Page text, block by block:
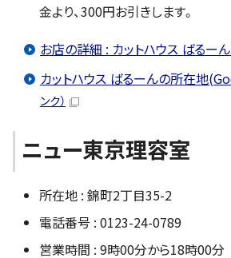
金より、300円お引きします。
お店の詳細 : カットハウス ばるーん
カットハウス ばるーんの所在地
ンク）
ニュー東京理容室
所在地 : 錦町2丁目35-2
電話番号 : 0123-24-0789
営業時間 : 9時00分から18時00分